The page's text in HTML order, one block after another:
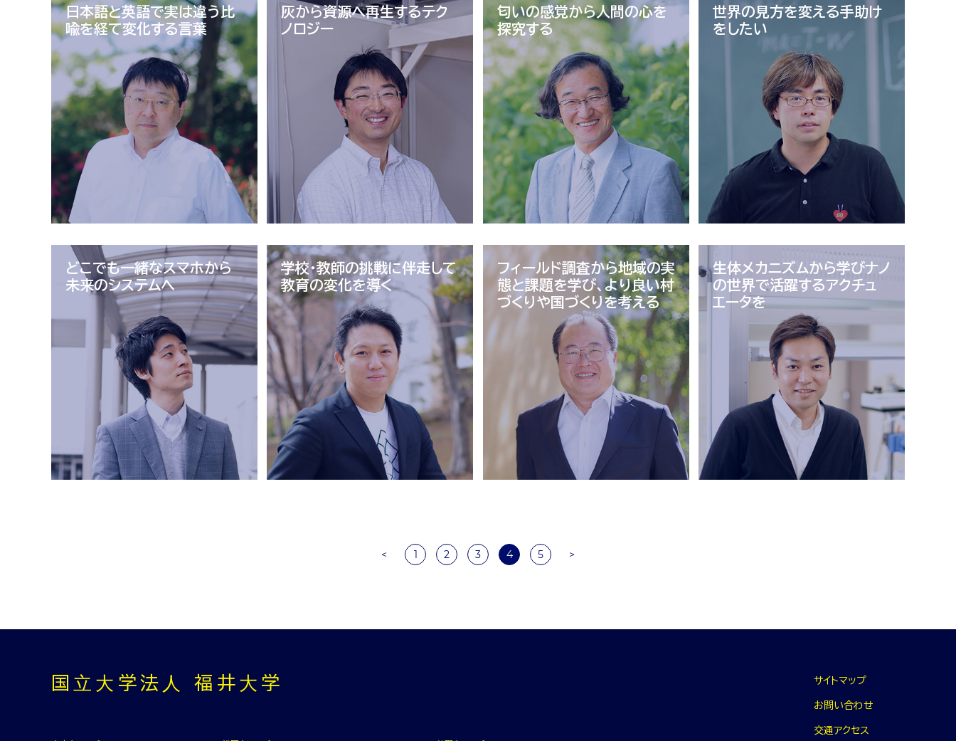
日本語と英語で実は違う比
喩を経て変化する言葉
灰から資源へ再生するテク
ノロジー
匂いの感覚から人間の心を
探究する
世界の見方を変える手助け
をしたい
どこでも一緒なスマホから
未来のシステムへ
学校・教師の挑戦に伴走して
教育の変化を導く
フィールド調査から地域の実
態と課題を学び、より良い村
づくりや国づくりを考える
生体メカニズムから学びナノ
の世界で活躍するアクチュ
エータを
< 1 2 3 4 5 >
国⽴⼤学法⼈ 福井⼤学 サイトマップ
お問い合わせ
交通アクセス